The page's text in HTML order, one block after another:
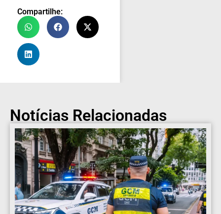
Compartilhe:
Notícias Relacionadas